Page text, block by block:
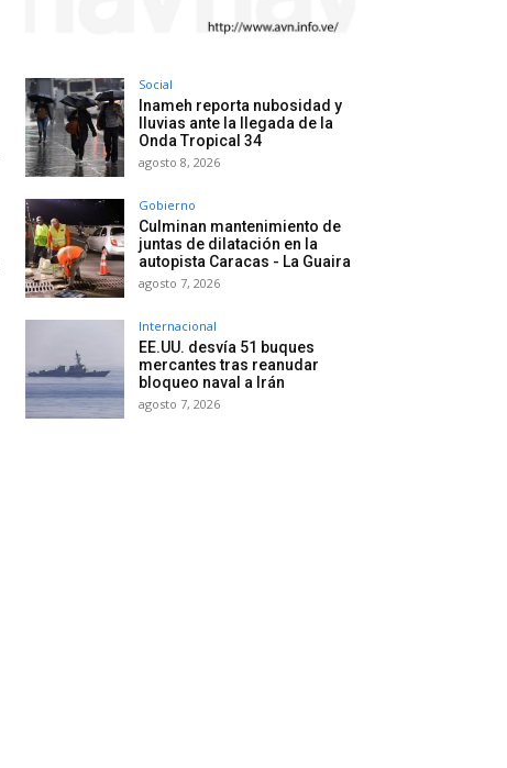
Social
Inameh reporta nubosidad y
lluvias ante la llegada de la
Onda Tropical 34
agosto 8, 2026
Gobierno
Culminan mantenimiento de
juntas de dilatación en la
autopista Caracas - La Guaira
agosto 7, 2026
Internacional
EE.UU. desvía 51 buques
mercantes tras reanudar
bloqueo naval a Irán
agosto 7, 2026